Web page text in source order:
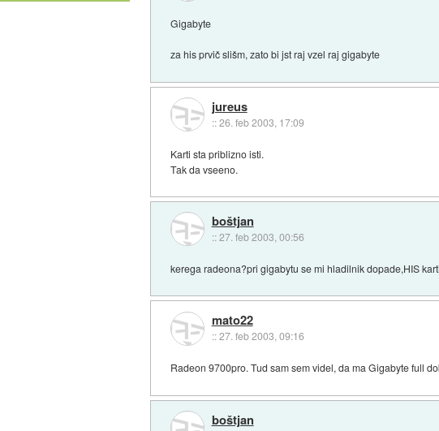
Gigabyte
za his prvič slišm, zato bi jst raj vzel raj gigabyte
jureus
::26. feb 2003, 17:09
Karti sta priblizno isti.
Tak da vseeno.
boštjan
::27. feb 2003, 00:56
kerega radeona?pri gigabytu se mi hladilnik dopade,HIS
mato22
::27. feb 2003, 09:16
Radeon 9700pro. Tud sam sem videl, da ma Gigabyte full
boštjan